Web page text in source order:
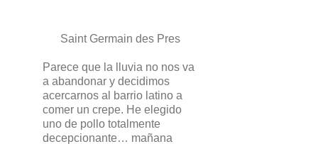
Saint Germain des Pres
Parece que la lluvia no nos va
a abandonar y decidimos
acercarnos al barrio latino a
comer un crepe. He elegido
uno de pollo totalmente
decepcionante… mañana